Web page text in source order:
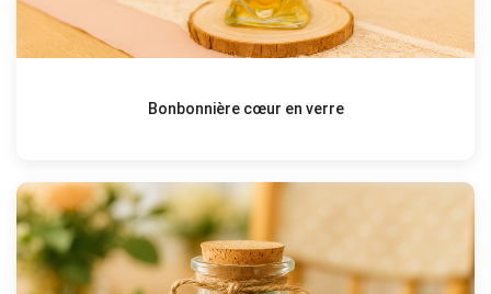
Bonbonnière cœur en verre